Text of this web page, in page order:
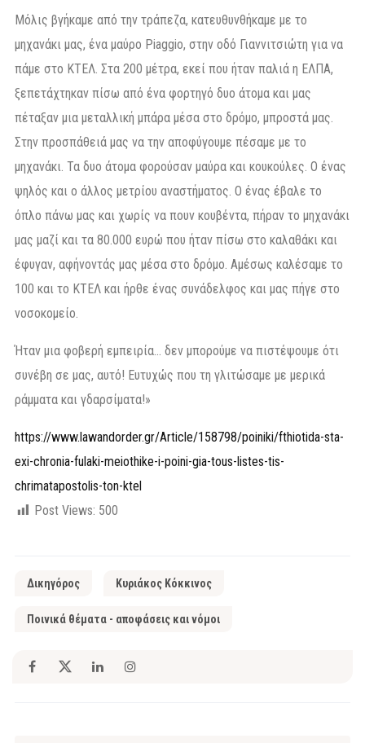
Μόλις βγήκαμε από την τράπεζα, κατευθυνθήκαμε με το
μηχανάκι μας, ένα μαύρο Piaggio, στην οδό Γιαννιτσιώτη για να
πάμε στο ΚΤΕΛ. Στα 200 μέτρα, εκεί που ήταν παλιά η ΕΛΠΑ,
ξεπετάχτηκαν πίσω από ένα φορτηγό δυο άτομα και μας
πέταξαν μια μεταλλική μπάρα μέσα στο δρόμο, μπροστά μας.
Στην προσπάθειά μας να την αποφύγουμε πέσαμε με το
μηχανάκι. Τα δυο άτομα φορούσαν μαύρα και κουκούλες. Ο ένας
ψηλός και ο άλλος μετρίου αναστήματος. Ο ένας έβαλε το
όπλο πάνω μας και χωρίς να πουν κουβέντα, πήραν το μηχανάκι
μας μαζί και τα 80.000 ευρώ που ήταν πίσω στο καλαθάκι και
έφυγαν, αφήνοντάς μας μέσα στο δρόμο. Αμέσως καλέσαμε το
100 και το ΚΤΕΛ και ήρθε ένας συνάδελφος και μας πήγε στο
νοσοκομείο.
Ήταν μια φοβερή εμπειρία… δεν μπορούμε να πιστέψουμε ότι
συνέβη σε μας, αυτό! Ευτυχώς που τη γλιτώσαμε με μερικά
ράμματα και γδαρσίματα!»
https://www.lawandorder.gr/Article/158798/poiniki/fthiotida-sta-
exi-chronia-fulaki-meiothike-i-poini-gia-tous-listes-tis-
chrimatapostolis-ton-ktel
Post Views: 500
Δικηγόρος Κυριάκος Κόκκινος
Ποινικά θέματα - αποφάσεις και νόμοι